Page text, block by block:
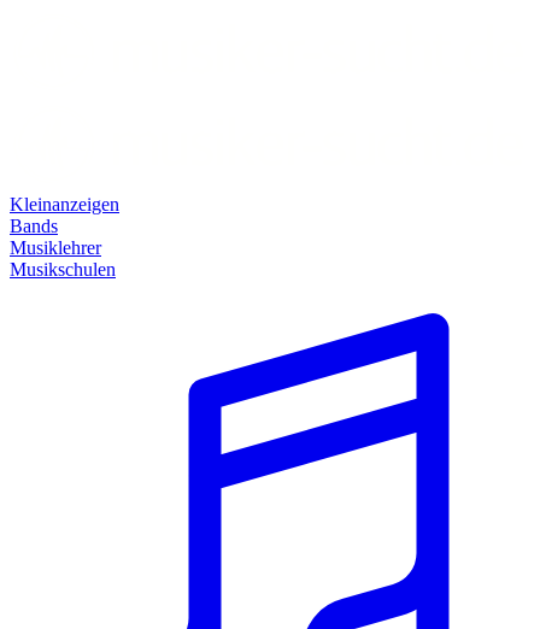
Kleinanzeigen
Bands
Musiklehrer
Musikschulen